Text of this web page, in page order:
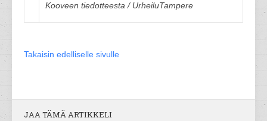
Kooveen tiedotteesta / UrheiluTampere
Takaisin edelliselle sivulle
JAA TÄMÄ ARTIKKELI